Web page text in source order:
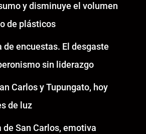
y disminuye el volumen
de plásticos
de encuestas. El desgaste
sin liderazgo
Carlos y Tupungato, hoy
de luz
de San Carlos, emotiva